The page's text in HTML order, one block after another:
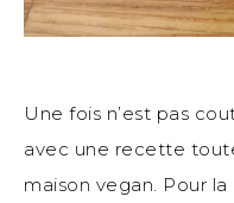
Une fois n’est pas
avec une recette
maison vegan. Pour